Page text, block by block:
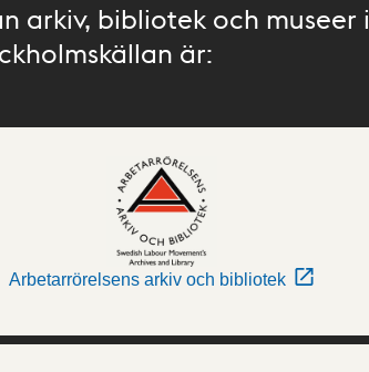
arkiv, bibliotek och museer i
är:
Arbetarrörelsens arkiv och bibliotek